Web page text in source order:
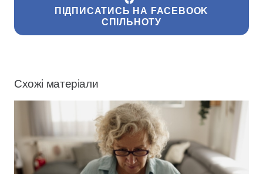
ПІДПИСАТИСЬ НА FACEBOOK
СПІЛЬНОТУ
Схожі матеріали